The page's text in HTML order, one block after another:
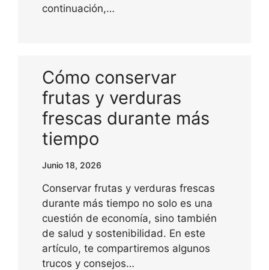
continuación,…
Cómo conservar
frutas y verduras
frescas durante más
tiempo
Junio 18, 2026
Conservar frutas y verduras frescas
durante más tiempo no solo es una
cuestión de economía, sino también
de salud y sostenibilidad. En este
artículo, te compartiremos algunos
trucos y consejos…